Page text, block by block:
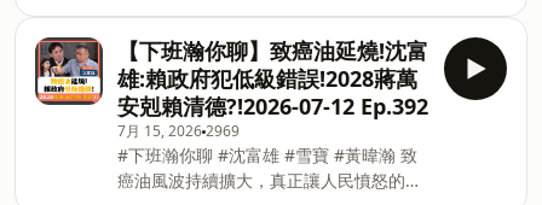
後，首起跨境鎮壓的案件，這有可能是偶
發性事件嗎？ 對此，台大政治系名譽教授
明居正表示，矢板明夫遇襲是一個有預
謀、有同夥的非偶發案件，這也是《民族
團結進步促進法》生效後的域外長臂管轄
事件，類似情況再發生的機率不小，而且
可能針對任何人。此外，中共也藉由黑社
會在管理社會，從反送中的鎮壓到矢板明
強？AI究竟會泡沫，還是台灣的未來？對
此，總體經濟學家吳嘉隆表示，觀察台積
電的設備投資，可以確認AI產業鏈的需求
是真的，雖然AI是非景氣循環的產業革
命，但對比兩千年的網路泡沫，可以預言
AI在成長周期的末端，必然會發生泡沫，
但現在還不到泡沫破滅的時間點。 無人機
【下班瀚你聊】致癌油延燒!沈富
雄:賴政府犯低級錯誤!2028蔣萬
安剋賴清德?!2026-07-12 Ep.392
7月 15, 20262969
#下班瀚你聊 #沈富雄 #雪寶 #黃暐瀚 致
癌油風波持續擴大，真正讓人民憤怒的是